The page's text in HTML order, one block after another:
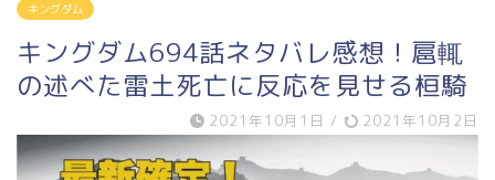
キングダム
キングダム694話ネタバレ感想！扈輒
の述べた雷土死亡に反応を見せる桓騎
2021年10月1日 / 2021年10月2日